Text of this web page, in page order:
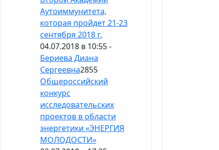
Аутоиммунитета,
которая пройдет 21-23
сентября 2018 г.
04.07.2018 в 10:55 -
Бериева Диана
Сергеевна2855
Общероссийский
конкурс
исследовательских
проектов в области
энергетики «ЭНЕРГИЯ
МОЛОДОСТИ»